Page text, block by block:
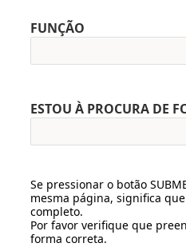
FUNÇÃO
ESTOU À PROCURA DE
Se pressionar o botão
mesma página, significa
completo.
Por favor verifique que
forma correta.